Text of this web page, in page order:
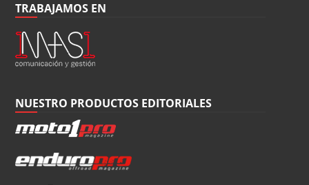
TRABAJAMOS EN
NUESTRO PRODUCTOS EDITORIALES